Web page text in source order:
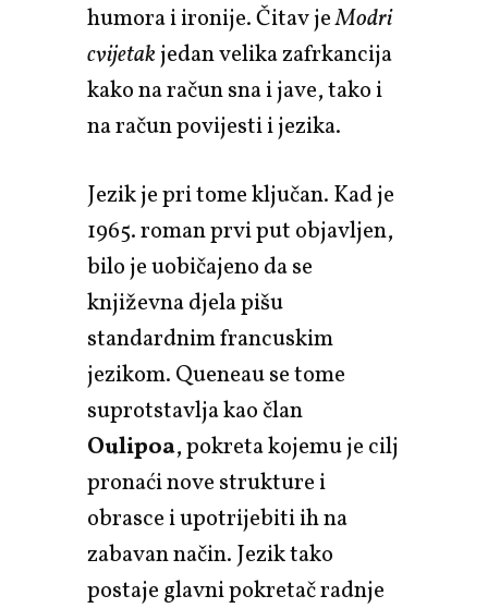
humora i ironije. Čitav jeModri
cvijetak jedan velika zafrkancija
kako na račun sna i jave, tako i
na račun povijesti i jezika.
Jezik je pri tome ključan. Kad je
1965. roman prvi put objavljen,
bilo je uobičajeno da se
književna djela pišu
standardnim francuskim
jezikom. Queneau se tome
suprotstavlja kao član
Oulipoa, pokreta kojemu je cilj
pronaći nove strukture i
obrasce i upotrijebiti ih na
zabavan način. Jezik tako
postaje glavni pokretač radnje